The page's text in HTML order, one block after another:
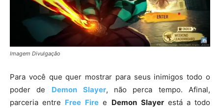
Imagem Divulgação
Para você que quer mostrar para seus inimigos todo o
poder de Demon Slayer, não perca tempo. Afinal,
parceria entre Free Fire e Demon Slayerestá a todo